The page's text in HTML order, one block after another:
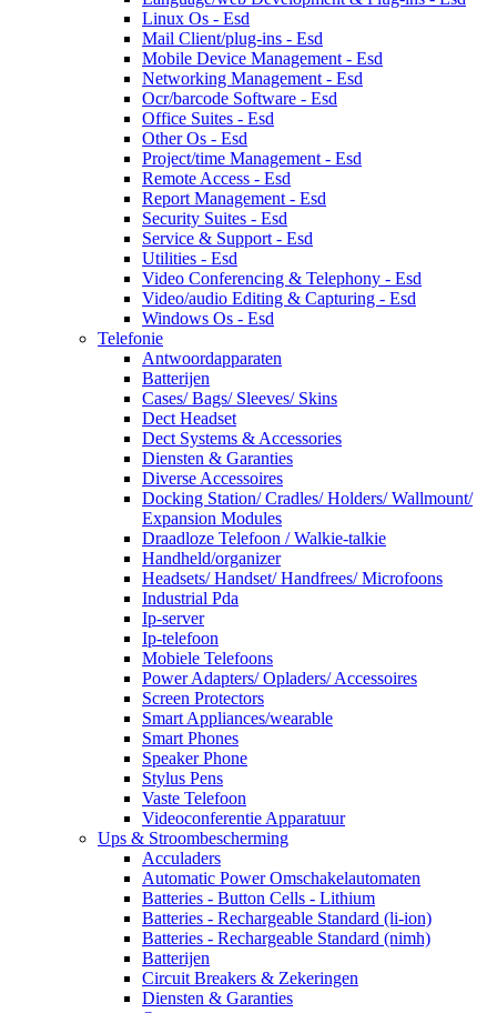
Linux Os - Esd
Mail Client/plug-ins - Esd
Mobile Device Management - Esd
Networking Management - Esd
Ocr/barcode Software - Esd
Office Suites - Esd
Other Os - Esd
Project/time Management - Esd
Remote Access - Esd
Report Management - Esd
Security Suites - Esd
Service & Support - Esd
Utilities - Esd
Video Conferencing & Telephony - Esd
Video/audio Editing & Capturing - Esd
Windows Os - Esd
Telefonie
Antwoordapparaten
Batterijen
Cases/ Bags/ Sleeves/ Skins
Dect Headset
Dect Systems & Accessories
Diensten & Garanties
Diverse Accessoires
Docking Station/ Cradles/ Holders/ Wallmount/
Expansion Modules
Draadloze Telefoon / Walkie-talkie
Handheld/organizer
Headsets/ Handset/ Handfrees/ Microfoons
Industrial Pda
Ip-server
Ip-telefoon
Mobiele Telefoons
Power Adapters/ Opladers/ Accessoires
Screen Protectors
Smart Appliances/wearable
Smart Phones
Speaker Phone
Stylus Pens
Vaste Telefoon
Videoconferentie Apparatuur
Ups & Stroombescherming
Acculaders
Automatic Power Omschakelautomaten
Batteries - Button Cells - Lithium
Batteries - Rechargeable Standard (li-ion)
Batteries - Rechargeable Standard (nimh)
Batterijen
Circuit Breakers & Zekeringen
Diensten & Garanties